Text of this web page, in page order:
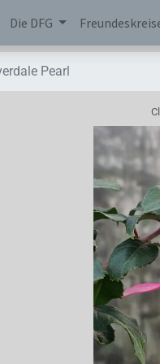
Die DFG
Pearl